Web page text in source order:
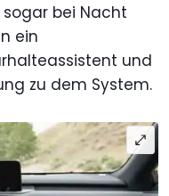
bei Nacht
ein
und
zu dem System.